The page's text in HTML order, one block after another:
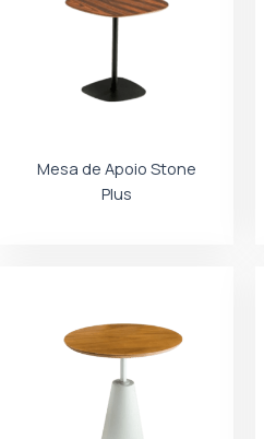
Mesa de Apoio Stone
Plus